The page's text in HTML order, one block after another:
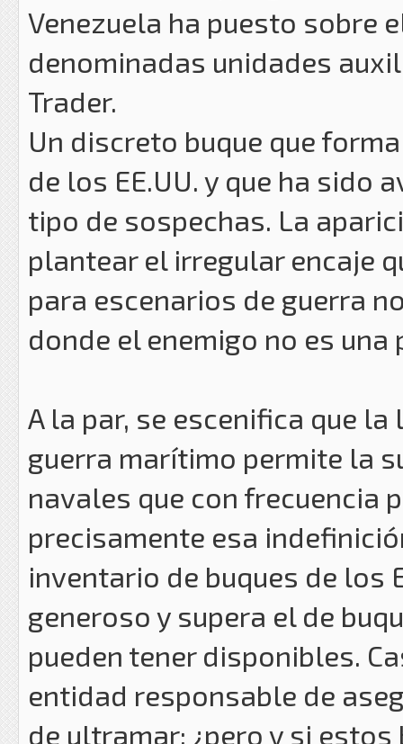
Venezuela ha puesto sobre
denominadas unidades
Trader.
Un discreto buque que
de los EE.UU. y que ha
tipo de sospechas. La
plantear el irregular encaje
para escenarios de guerra
donde el enemigo no es
A la par, se escenifica que
guerra marítimo permite la
navales que con frecuencia
precisamente esa
inventario de buques de los
generoso y supera el de
pueden tener disponibles.
entidad responsable de
de ultramar; ¿pero y si